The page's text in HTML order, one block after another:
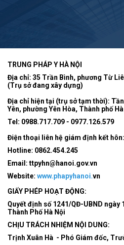
TRUNG PHÁP Y HÀ NỘI
Địa chỉ: 35 Trần Bình, phương Từ
(Trụ sở đang xây dựng)
Địa chỉ hiện tại (trụ sở tạm thời):
Yên, phường Yên Hòa, Thành phố
Tel: 0988.717.709 - 0977.126.579
Điện thoại liên hệ giám định kết
Hotline: 0862.454.245
Email: ttpyhn@hanoi.gov.vn
Website: www.phapyhanoi.vn
GIẤY PHÉP HOẠT ĐỘNG:
Quyết định số 1241/QĐ-UBND ngày
Thành Phố Hà Nội
CHỊU TRÁCH NHIỆM NỘI DUNG:
Trịnh Xuân Hà - Phó Giám đốc,